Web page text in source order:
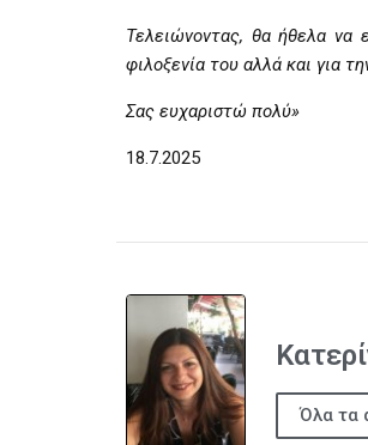
Τελειώνοντας, θα ήθελα να
φιλοξενία του αλλά και για
Σας ευχαριστώ πολύ»
18.7.2025
Όλα τα